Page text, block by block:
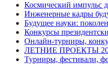
Космический импульс
Инженерные кадры
Будущее науки:
Конкурсы
Онлайн-турниры,
ЛЕТНИЕ ПРОЕКТЫ
Турниры, фестивали,